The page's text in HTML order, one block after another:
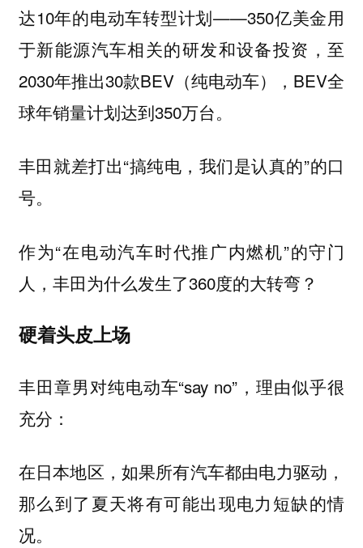
达10年的电动车转型计划——350亿美金用
于新能源汽车相关的研发和设备投资，至
2030年推出30款BEV（纯电动车），BEV全
球年销量计划达到350万台。
丰田就差打出“搞纯电，我们是认真的”的口
号。
作为“在电动汽车时代推广内燃机”的守门
人，丰田为什么发生了360度的大转弯？
硬着头皮上场
丰田章男对纯电动车“say no”，理由似乎很
充分：
在日本地区，如果所有汽车都由电力驱动，
那么到了夏天将有可能出现电力短缺的情
况。